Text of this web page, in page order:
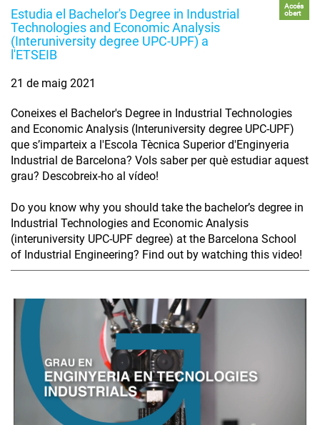
Estudia el Bachelor's Degree in Industrial
Technologies and Economic Analysis
(Interuniversity degree UPC-UPF) a
l'ETSEIB
Accés
obert
21 de maig 2021
Coneixes el Bachelor's Degree in Industrial Technologies
and Economic Analysis (Interuniversity degree UPC-UPF)
que s’imparteix a l'Escola Tècnica Superior d'Enginyeria
Industrial de Barcelona? Vols saber per què estudiar aquest
grau? Descobreix-ho al vídeo!
Do you know why you should take the bachelor’s degree in
Industrial Technologies and Economic Analysis
(interuniversity UPC-UPF degree) at the Barcelona School
of Industrial Engineering? Find out by watching this video!